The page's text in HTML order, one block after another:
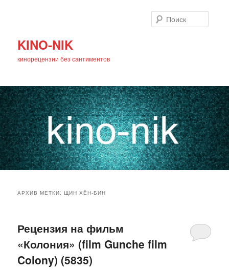
KINO-NIK
кинорецензии без сантиментов
основному
содержимому
дополнительному
содержимому
АРХИВ МЕТКИ:ЩИН ХЁН-БИН
Рецензия на фильм
«Колония» (film Gunche film
Colony) (5835)